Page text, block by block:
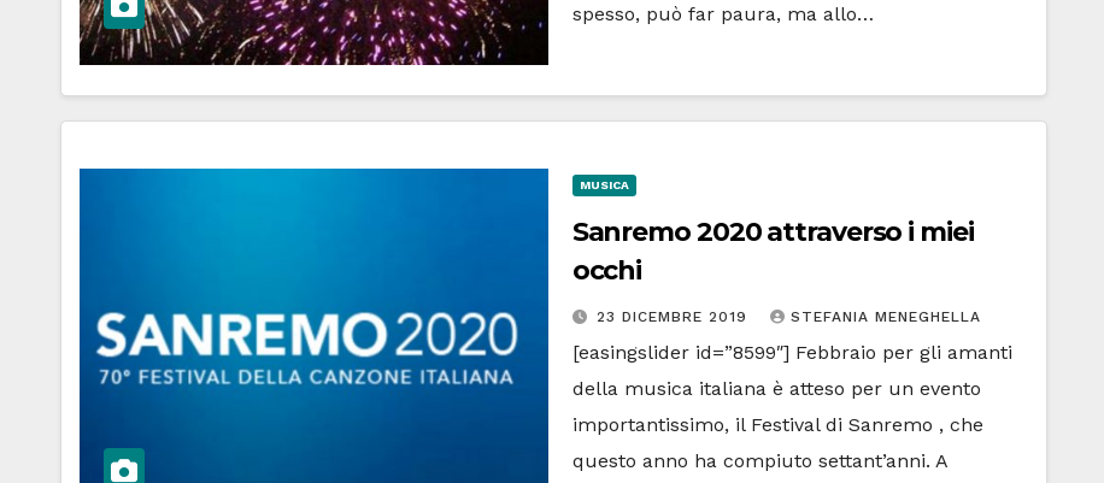
spesso, può far paura, ma allo…
MUSICA
Sanremo 2020 attraverso i miei
occhi
23 DICEMBRE 2019 STEFANIA MENEGHELLA
[easingslider id=”8599″] Febbraio per gli amanti
della musica italiana è atteso per un evento
importantissimo, il Festival di Sanremo , che
questo anno ha compiuto settant’anni. A